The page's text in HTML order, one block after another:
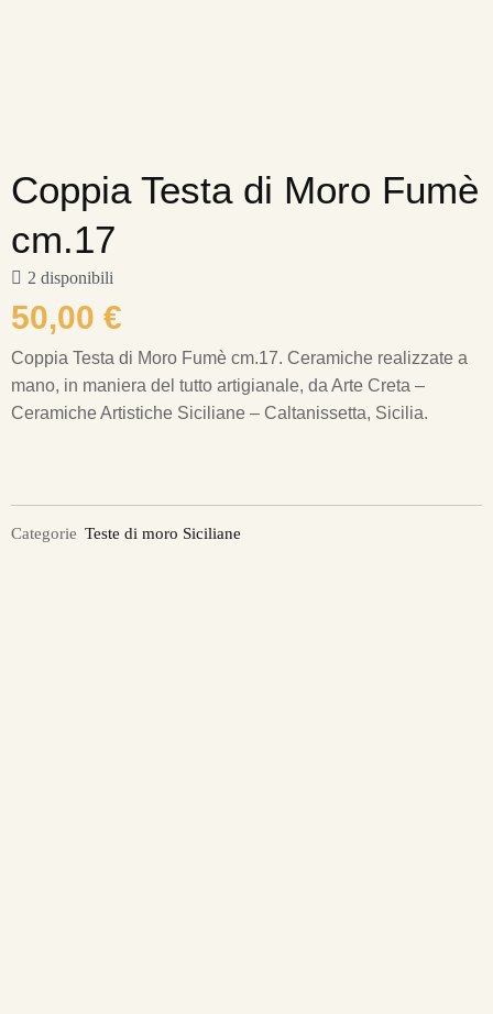
Coppia Testa di Moro Fumè
cm.17
2 disponibili
50,00 €
Coppia Testa di Moro Fumè cm.17. Ceramiche realizzate a
mano, in maniera del tutto artigianale, da Arte Creta –
Ceramiche Artistiche Siciliane – Caltanissetta, Sicilia.
Categorie Teste di moro Siciliane